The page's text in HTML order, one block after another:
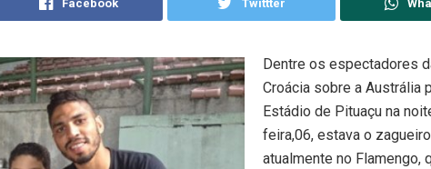
Facebook Twittter
Dentre os espectadores
Croácia sobre a Austrália
Estádio de Pituaçu na
feira,06, estava o
atualmente no Flamengo,